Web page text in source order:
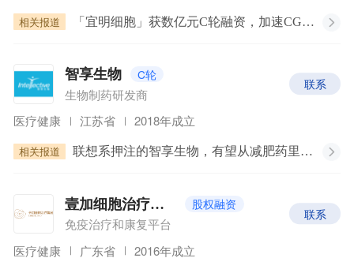
相关报道 「宜明细胞」获数亿元C轮融资，加速CGT全球化布局、一站式CDMO平台建设 | 36氪首发
智享生物 C轮
生物制药研发商
联系
医疗健康 江苏省 2018年成立
相关报道 联想系押注的智享生物，有望从减肥药里分一块蛋糕
壹加细胞治疗集团 股权融资
免疫治疗和康复平台
联系
医疗健康 广东省 2016年成立